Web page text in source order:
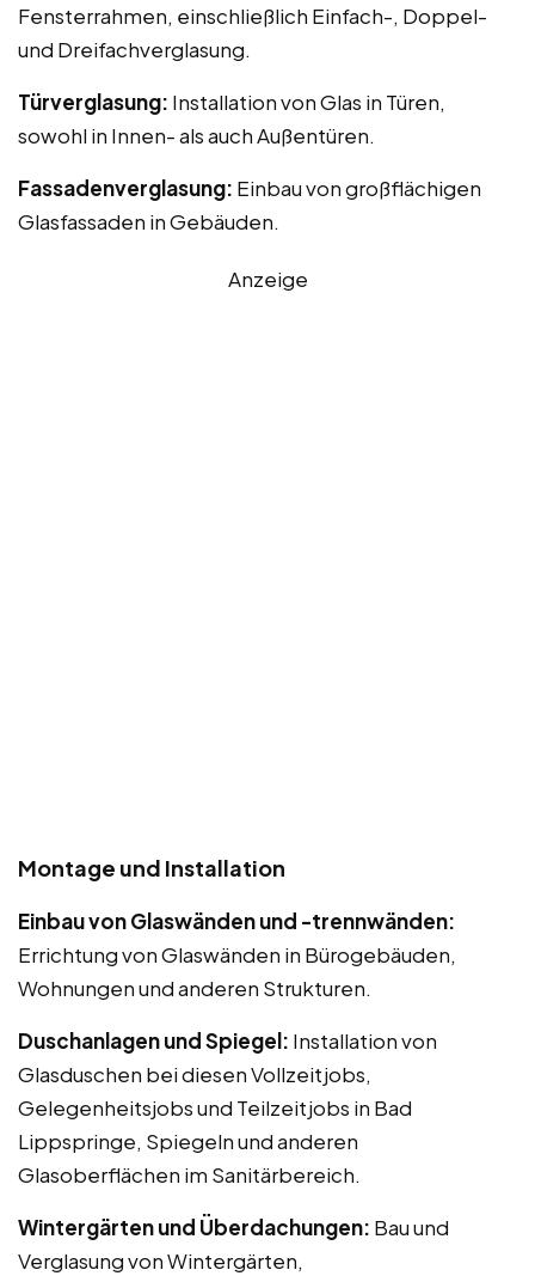
Fensterrahmen, einschließlich Einfach-, Doppel-
und Dreifachverglasung.
Türverglasung: Installation von Glas in Türen,
sowohl in Innen- als auch Außentüren.
Fassadenverglasung: Einbau von großflächigen
Glasfassaden in Gebäuden.
Anzeige
Montage und Installation
Einbau von Glaswänden und -trennwänden:
Errichtung von Glaswänden in Bürogebäuden,
Wohnungen und anderen Strukturen.
Duschanlagen und Spiegel: Installation von
Glasduschen bei diesen Vollzeitjobs,
Gelegenheitsjobs und Teilzeitjobs in Bad
Lippspringe, Spiegeln und anderen
Glasoberflächen im Sanitärbereich.
Wintergärten und Überdachungen: Bau und
Verglasung von Wintergärten,